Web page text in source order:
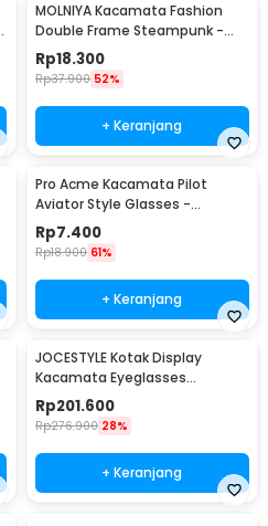
MOLNIYA Kacamata Fashion
Double Frame Steampunk -
NE60
Rp18.300
Rp37.900 52%
+ Keranjang
Pro Acme Kacamata Pilot
Aviator Style Glasses -
CC0744
Rp7.400
Rp18.900 61%
+ Keranjang
JOCESTYLE Kotak Display
Kacamata Eyeglasses
Sunglasses Box 12 Slot - SWK78
Rp201.600
Rp276.900 28%
+ Keranjang